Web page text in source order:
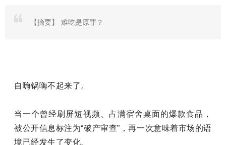
【摘要】 难吃是原罪？
自嗨锅嗨不起来了。
当一个曾经刷屏短视频、占满宿舍桌面的爆款食品，
被公开信息标注为“破产审查”，再一次意味着市场的语
境已经发生了变化。